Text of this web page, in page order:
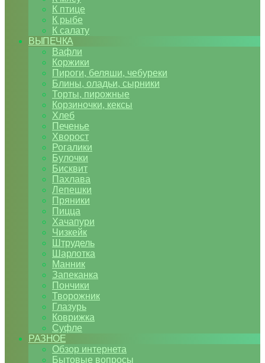
К птице
К рыбе
К салату
ВЫПЕЧКА
Вафли
Коржики
Пироги, беляши, чебуреки
Блины, оладьи, сырники
Торты, пирожные
Корзиночки, кексы
Хлеб
Печенье
Хворост
Рогалики
Булочки
Бисквит
Пахлава
Лепешки
Пряники
Пицца
Хачапури
Чизкейк
Штрудель
Шарлотка
Манник
Запеканка
Пончики
Творожник
Глазурь
Коврижка
Суфле
РАЗНОЕ
Обзор интернета
Бытовые вопросы